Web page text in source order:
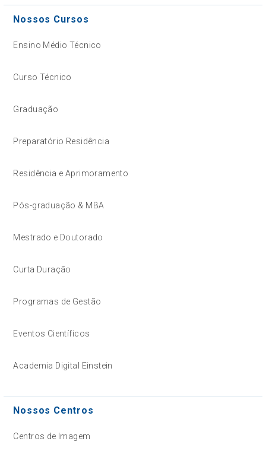
Nossos Cursos
Ensino Médio Técnico
Curso Técnico
Graduação
Preparatório Residência
Residência e Aprimoramento
Pós-graduação & MBA
Mestrado e Doutorado
Curta Duração
Programas de Gestão
Eventos Científicos
Academia Digital Einstein
Nossos Centros
Centros de Imagem